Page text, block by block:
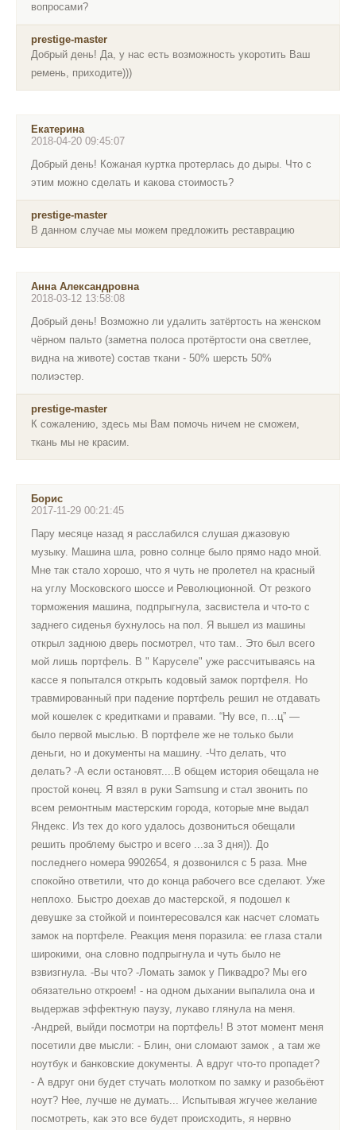
вопросами?
prestige-master
Добрый день! Да, у нас есть возможность укоротить Ваш
ремень, приходите)))
Екатерина
2018-04-20 09:45:07
Добрый день! Кожаная куртка протерлась до дыры. Что с
этим можно сделать и какова стоимость?
prestige-master
В данном случае мы можем предложить реставрацию
Анна Александровна
2018-03-12 13:58:08
Добрый день! Возможно ли удалить затёртость на женском
чёрном пальто (заметна полоса протёртости она светлее,
видна на животе) состав ткани - 50% шерсть 50%
полиэстер.
prestige-master
К сожалению, здесь мы Вам помочь ничем не сможем,
ткань мы не красим.
Борис
2017-11-29 00:21:45
Пару месяце назад я расслабился слушая джазовую
музыку. Машина шла, ровно солнце было прямо надо мной.
Мне так стало хорошо, что я чуть не пролетел на красный
на углу Московского шоссе и Революционной. От резкого
торможения машина, подпрыгнула, засвистела и что-то с
заднего сиденья бухнулось на пол. Я вышел из машины
открыл заднюю дверь посмотрел, что там.. Это был всего
мой лишь портфель. В " Каруселе" уже рассчитываясь на
кассе я попытался открыть кодовый замок портфеля. Но
травмированный при падение портфель решил не отдавать
мой кошелек с кредитками и правами. “Ну все, п…ц” —
было первой мыслью. В портфеле же не только были
деньги, но и документы на машину. -Что делать, что
делать? -А если остановят....В общем история обещала не
простой конец. Я взял в руки Samsung и стал звонить по
всем ремонтным мастерским города, которые мне выдал
Яндекс. Из тех до кого удалось дозвониться обещали
решить проблему быстро и всего ...за 3 дня)). До
последнего номера 9902654, я дозвонился с 5 раза. Мне
спокойно ответили, что до конца рабочего все сделают. Уже
неплохо. Быстро доехав до мастерской, я подошел к
девушке за стойкой и поинтересовался как насчет сломать
замок на портфеле. Реакция меня поразила: ее глаза стали
широкими, она словно подпрыгнула и чуть было не
взвизгнула. -Вы что? -Ломать замок у Пиквадро? Мы его
обязательно откроем! - на одном дыхании выпалила она и
выдержав эффектную паузу, лукаво глянула на меня.
-Андрей, выйди посмотри на портфель! В этот момент меня
посетили две мысли: - Блин, они сломают замок , а там же
ноутбук и банковские документы. А вдруг что-то пропадет?
- А вдруг они будет стучать молотком по замку и разобьёют
ноут? Нее, лучше не думать... Испытывая жгучее желание
посмотреть, как это все будет происходить, я нервно